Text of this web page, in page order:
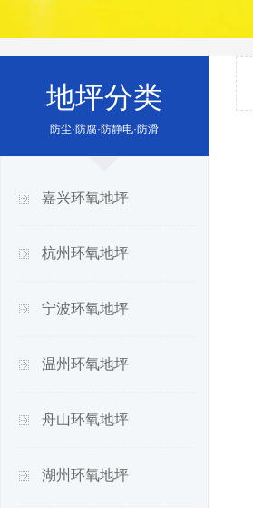
地坪分类
防尘·防腐·防静电·防滑
嘉兴环氧地坪
杭州环氧地坪
宁波环氧地坪
温州环氧地坪
舟山环氧地坪
湖州环氧地坪